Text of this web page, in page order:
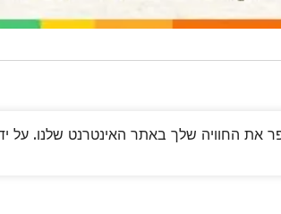
את החוויה שלך באתר האינטרנט שלנו. על